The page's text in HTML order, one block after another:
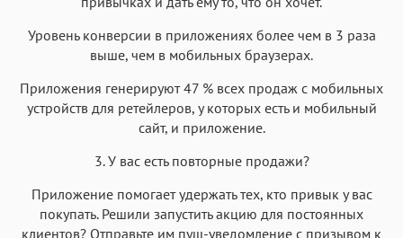
Уровень конверсии в приложениях более чем в 3 раза
выше, чем в мобильных браузерах.
Приложения генерируют 47 % всех продаж с мобильных
устройств для ретейлеров, у которых есть и мобильный
сайт, и приложение.
3. У вас есть повторные продажи?
Приложение помогает удержать тех, кто привык у вас
покупать. Решили запустить акцию для постоянных
клиентов? Отправьте им пуш-уведомление с призывом к